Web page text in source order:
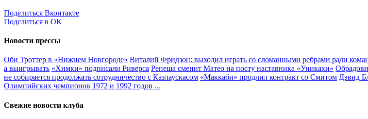
Поделиться Вконтакте
Поделиться в ОК
Новости прессы
Оби Троттер в «Нижнем Новгороде» Виталий Фридзон: выходил играть со сломанными ребрами ради
а выигрывать «Химки» подписали Риверса Репеша сменит Матео на посту наставника «Уникахи»
не собирается продолжать сотрудничество с Казлаускасом «Маккаби» продлил контракт со Смитом Дэвид
Олимпийских чемпионов 1972 и 1992 годов ...
Свежие новости клуба